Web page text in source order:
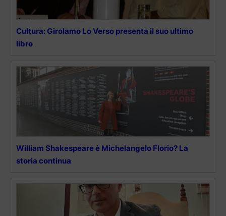
Cultura: Girolamo Lo Verso presenta il suo ultimo
libro
William Shakespeare è Michelangelo Florio? La
storia continua